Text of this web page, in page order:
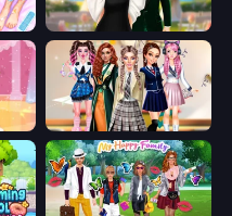
BFF Makeover - Spa & Dress Up Valentine's Day Proposal
Royal Glow Princess Makeover Back To School: Uniforms Edition